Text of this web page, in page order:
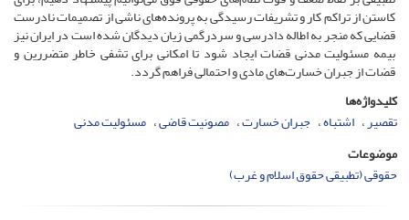
کاستن از تراکم کار و تشریفات رسیدگی به پرونده‌‌های ناشی از تصمیمات نادرست
قضایی که منجر به اطاله دادرسی و سردرگمی زیان دیدگان شده است در ایران نیز
بیمه مسئولیت مدنی قضات ایجاد شود تا امکانی برای تشفی خاطر متضررین و
قضات از جبران خسارت‌‌های مادی و احتمالی فراهم گردد.
کلیدواژه‌ها
تقصیر اشتباه جبران خسارت مصونیت قاضی مسئولیت مدنی
موضوعات
حقوقی (تطبیقی حقوق اسلام و غرب)